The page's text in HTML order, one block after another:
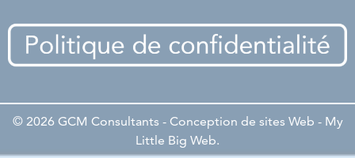
© 2026 GCM Consultants - Conception de sites Web - My
Little Big Web.